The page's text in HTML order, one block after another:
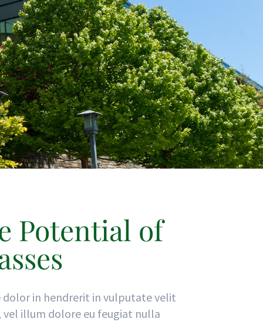
Potential of
dolor in hendrerit in vulputate velit
vel illum dolore eu feugiat nulla